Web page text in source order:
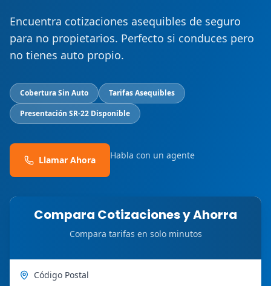
Encuentra cotizaciones asequibles de seguro
para no propietarios. Perfecto si conduces pero
no tienes auto propio.
Cobertura Sin Auto
Tarifas Asequibles
Presentación SR-22 Disponible
Llamar Ahora Habla con un agente
Compara Cotizaciones y Ahorra
Compara tarifas en solo minutos
Código Postal